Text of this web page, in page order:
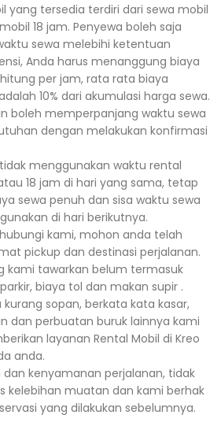
yang tersedia terdiri dari sewa mobil
18 jam. Penyewa boleh saja
sewa melebihi ketentuan
Anda harus menanggung biaya
per jam, rata rata biaya
10% dari akumulasi harga sewa.
boleh memperpanjang waktu sewa
dengan melakukan konfirmasi
menggunakan waktu rental
18 jam di hari yang sama, tetap
sewa penuh dan sisa waktu sewa
di hari berikutnya.
kami, mohon anda telah
pickup dan destinasi perjalanan.
kami tawarkan belum termasuk
biaya tol dan makan supir .
kurang sopan, berkata kata kasar,
dan perbuatan buruk lainnya kami
layanan Rental Mobil di Kreo
anda.
kenyamanan perjalanan, tidak
kelebihan muatan dan kami berhak
yang dilakukan sebelumnya.